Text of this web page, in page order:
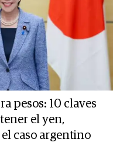
pesos: 10 claves
el yen,
caso argentino